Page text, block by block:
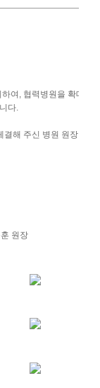
하여 , 협력병원을 확대해
다.
결해 주신 병원 원장님과
원장